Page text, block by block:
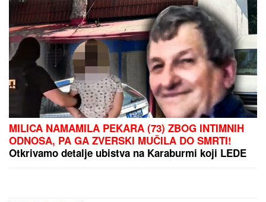
PREPORUKA ZA VAS
(VIDEO) LEPA BRENA PALA NA NASTUPU U BUDVI